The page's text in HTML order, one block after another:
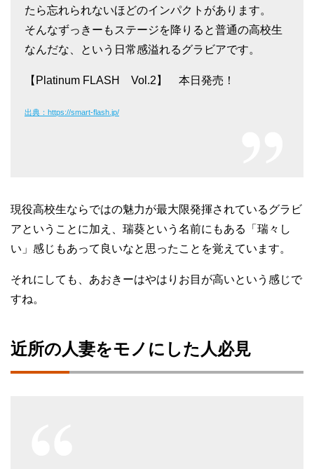
たら忘れられないほどのインパクトがあります。
そんなずっきーもステージを降りると普通の高校生
なんだな、という日常感溢れるグラビアです。
【Platinum FLASH Vol.2】 本日発売！
出典：https://smart-flash.jp/
現役高校生ならではの魅力が最大限発揮されているグラビ
アということに加え、瑞葵という名前にもある「瑞々し
い」感じもあって良いなと思ったことを覚えています。
それにしても、あおきーはやはりお目が高いという感じで
すね。
近所の人妻をモノにした人必見